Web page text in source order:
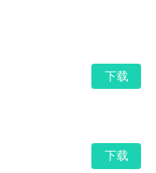
下载
下载